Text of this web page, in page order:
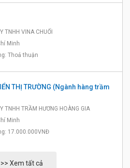
TNHH VINA CHUỐI
Minh
Thoả thuận
THỊ TRƯỜNG (Ngành hàng trầm
TNHH TRẦM HƯƠNG HOÀNG GIA
Minh
17.000.000VNĐ
>> Xem tất cả